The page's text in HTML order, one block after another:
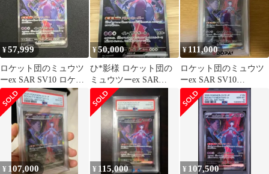
¥57,999
ロケット団のミュウツ
ーex SAR SV10 ロケッ
ト団の栄光 125/098
¥50,000
ひ*影様 ロケット団の
ミュウツーex SAR
SV10 125/098
¥111,000
ロケット団のミュウツ
ーex SAR SV10
（125/098） PSA10
¥ 107,000 ¥ 115,000 ¥ 107,500